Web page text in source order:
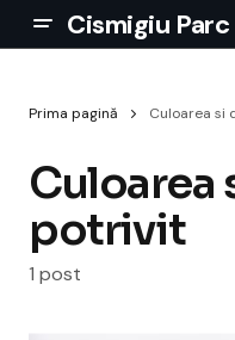
Cismigiu Parc
Prima pagină Culoarea si
Culoarea
potrivit
1 post